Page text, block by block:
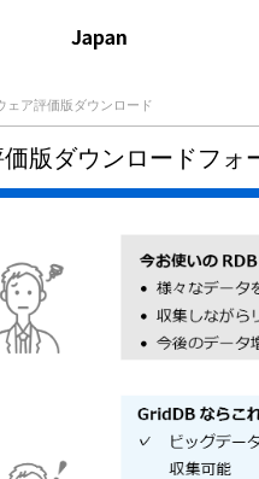
ェア評価版ダウンロード
版ダウンロードフォ